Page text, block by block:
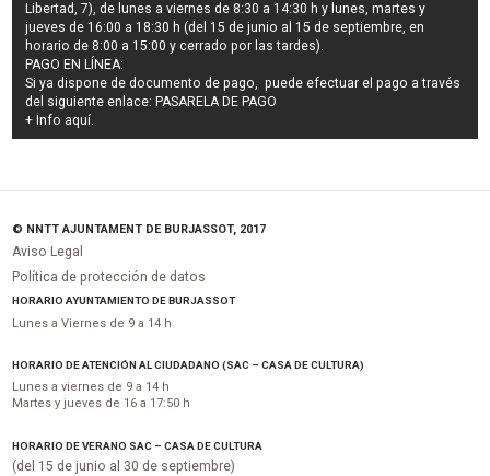
Libertad, 7), de lunes a viernes de 8:30 a 14:30 h y lunes, martes y
jueves de 16:00 a 18:30 h (del 15 de junio al 15 de septiembre, en
horario de 8:00 a 15:00 y cerrado por las tardes).
PAGO EN LÍNEA:
Si ya dispone de documento de pago, puede efectuar el pago a través
del siguiente enlace: PASARELA DE PAGO
+ Info aquí.
© NNTT AJUNTAMENT DE BURJASSOT, 2017
Aviso Legal
Política de protección de datos
HORARIO AYUNTAMIENTO DE BURJASSOT
Lunes a Viernes de 9 a 14 h
HORARIO DE ATENCIÓN AL CIUDADANO (SAC – CASA DE CULTURA)
Lunes a viernes de 9 a 14 h
Martes y jueves de 16 a 17:50 h
HORARIO DE VERANO SAC – CASA DE CULTURA
(del 15 de junio al 30 de septiembre)